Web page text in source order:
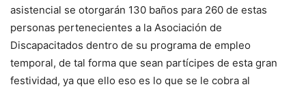
asistencial se otorgarán 130 baños para 260 de estas
personas pertenecientes a la Asociación de
Discapacitados dentro de su programa de empleo
temporal, de tal forma que sean partícipes de esta gran
festividad, ya que ello eso es lo que se le cobra al